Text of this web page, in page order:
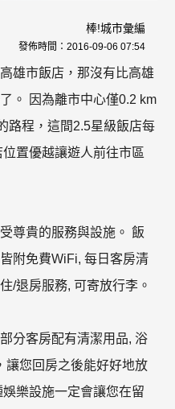
棒!城市彙編
發佈時間： 2016-09-06 07:54
雄市飯店，那沒有比高雄
。 因為離市中心僅0.2 km
路程，這間2.5星級飯店每
置優越讓遊人前往市區
尊貴的服務與設施。 飯
附免費WiFi, 每日客房清
/退房服務, 可寄放行李。
分客房配有清潔用品, 浴
讓您回房之後能好好地放
樂設施一定會讓您在留